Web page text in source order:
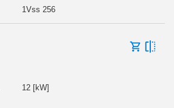
1Vss 256
12 [kW]